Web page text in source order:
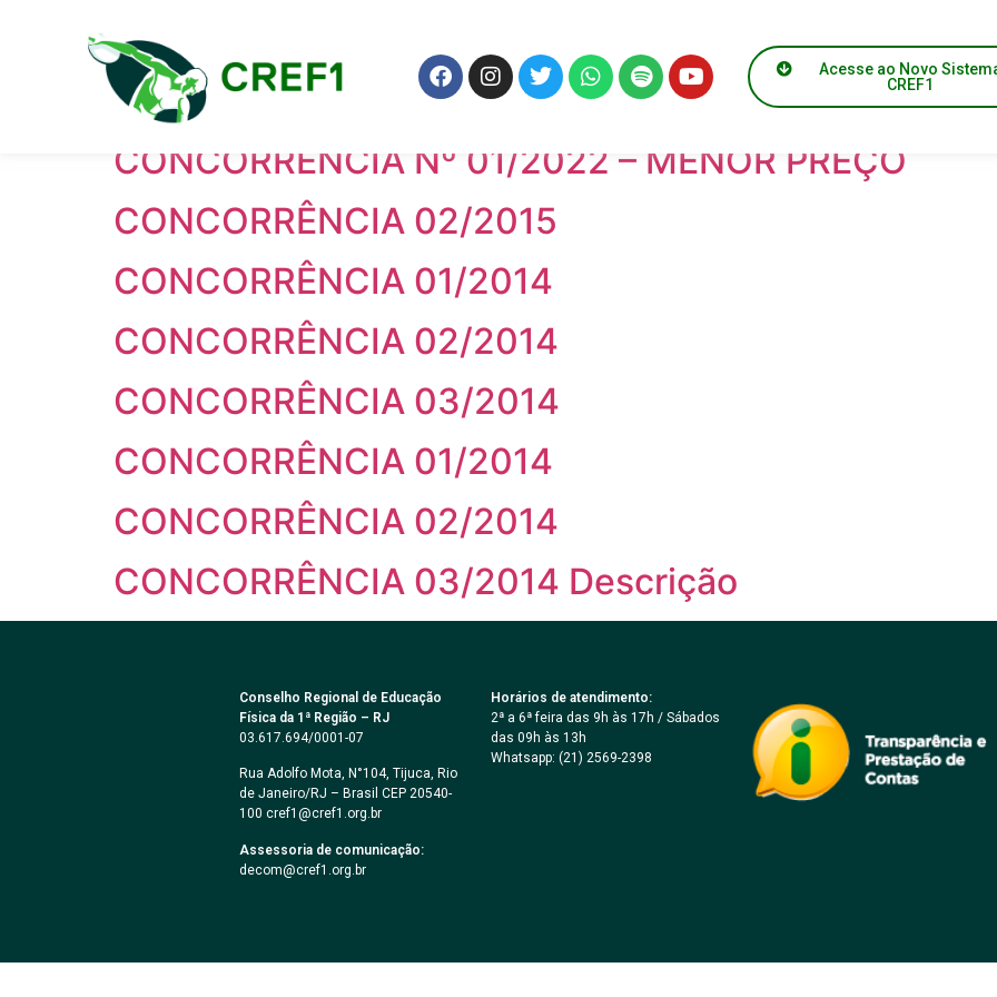
Acesse ao Novo
CREF1
Modalidade:
CONCORRÊNCIA ELETRÔNICA Nº 90001/2024 –
CONCORRÊNCIA Nº 01/2022 – MENOR PREÇO
CONCORRÊNCIA 02/2015
CONCORRÊNCIA 01/2014
CONCORRÊNCIA 02/2014
CONCORRÊNCIA 03/2014
CONCORRÊNCIA 01/2014
CONCORRÊNCIA 02/2014
CONCORRÊNCIA 03/2014 Descrição
Conselho Regional de Educação
Física da 1ª Região – RJ
03.617.694/0001-07
Rua Adolfo Mota, N°104, Tijuca, Rio
de Janeiro/RJ – Brasil CEP 20540-
100 cref1@cref1.org.br
Assessoria de comunicação:
decom@cref1.org.br
Horários de atendimento:
2ª a 6ª feira das 9h às 17h / Sábados
das 09h às 13h
Whatsapp: (21) 2569-2398